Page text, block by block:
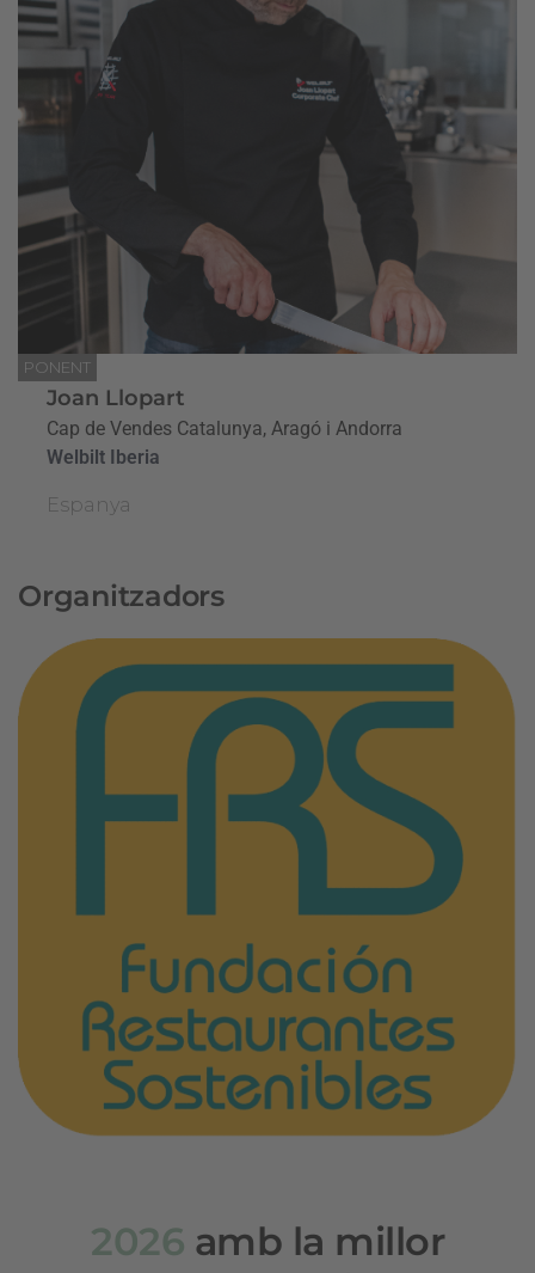
PONENT
Joan Llopart
Cap de Vendes Catalunya, Aragó i Andorra
Welbilt Iberia
Espanya
Organitzadors
2026 amb la millor